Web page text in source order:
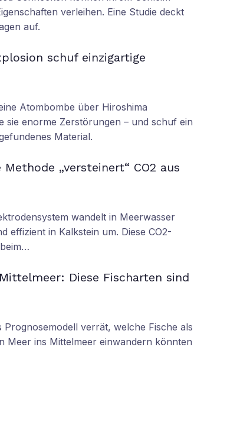
verleihen. Eine Studie deckt
auf.
schuf einzigartige
Atombombe über Hiroshima
sie enorme Zerstörungen – und schuf ein
Material.
„versteinert“ CO2 aus
wandelt in Meerwasser
effizient in Kalkstein um. Diese CO2-
Diese Fischarten sind
Prognosemodell verrät, welche Fische als
Meer ins Mittelmeer einwandern könnten